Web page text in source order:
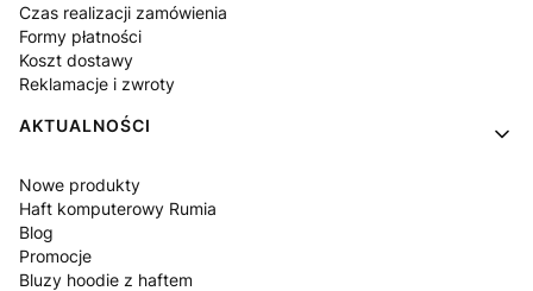
Czas realizacji zamówienia
Formy płatności
Koszt dostawy
Reklamacje i zwroty
AKTUALNOŚCI
Nowe produkty
Haft komputerowy Rumia
Blog
Promocje
Bluzy hoodie z haftem